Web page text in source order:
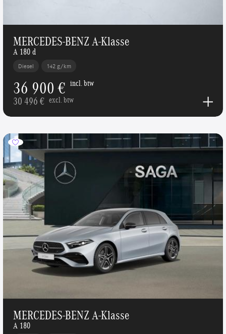
MERCEDES-BENZ A-Klasse
A 180 d
Diesel 142 g/km
36 900 € incl. btw
30 496 € excl. btw
MERCEDES-BENZ A-Klasse
A 180